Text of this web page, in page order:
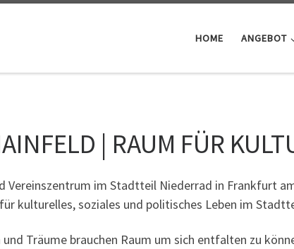
HOME ANGEBOT
| RAUM FÜR
Vereinszentrum im Stadtteil Niederrad in Frankfurt
kulturelles, soziales und politisches Leben im
Träume brauchen Raum um sich entfalten zu